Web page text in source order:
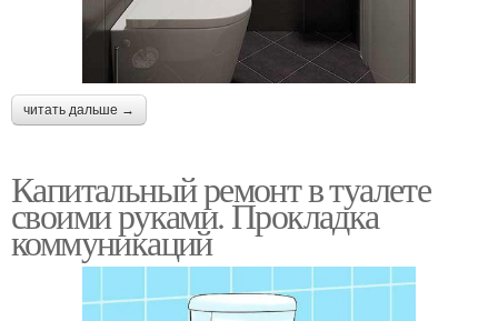
читать дальше →
Капитальный ремонт в туалете
своими руками. Прокладка
коммуникаций